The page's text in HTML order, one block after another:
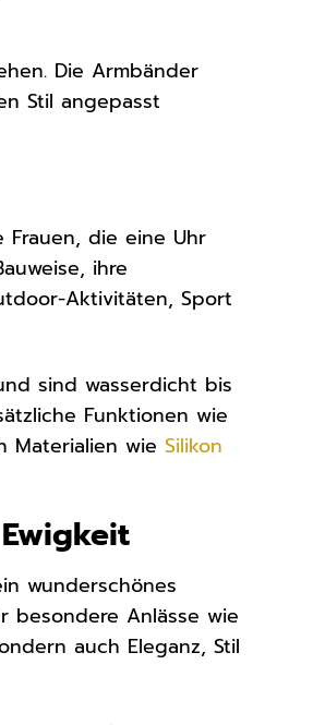
Die Armbänder
Stil angepasst
Frauen, die eine Uhr
ihre
Aktivitäten, Sport
sind wasserdicht bis
Funktionen wie
Materialien wieSilikon
wunderschönes
besondere Anlässe wie
auch Eleganz, Stil